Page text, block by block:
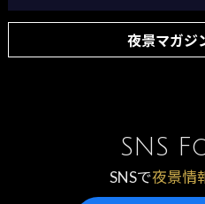
夜景マガジ
SNS
SNSで夜景情